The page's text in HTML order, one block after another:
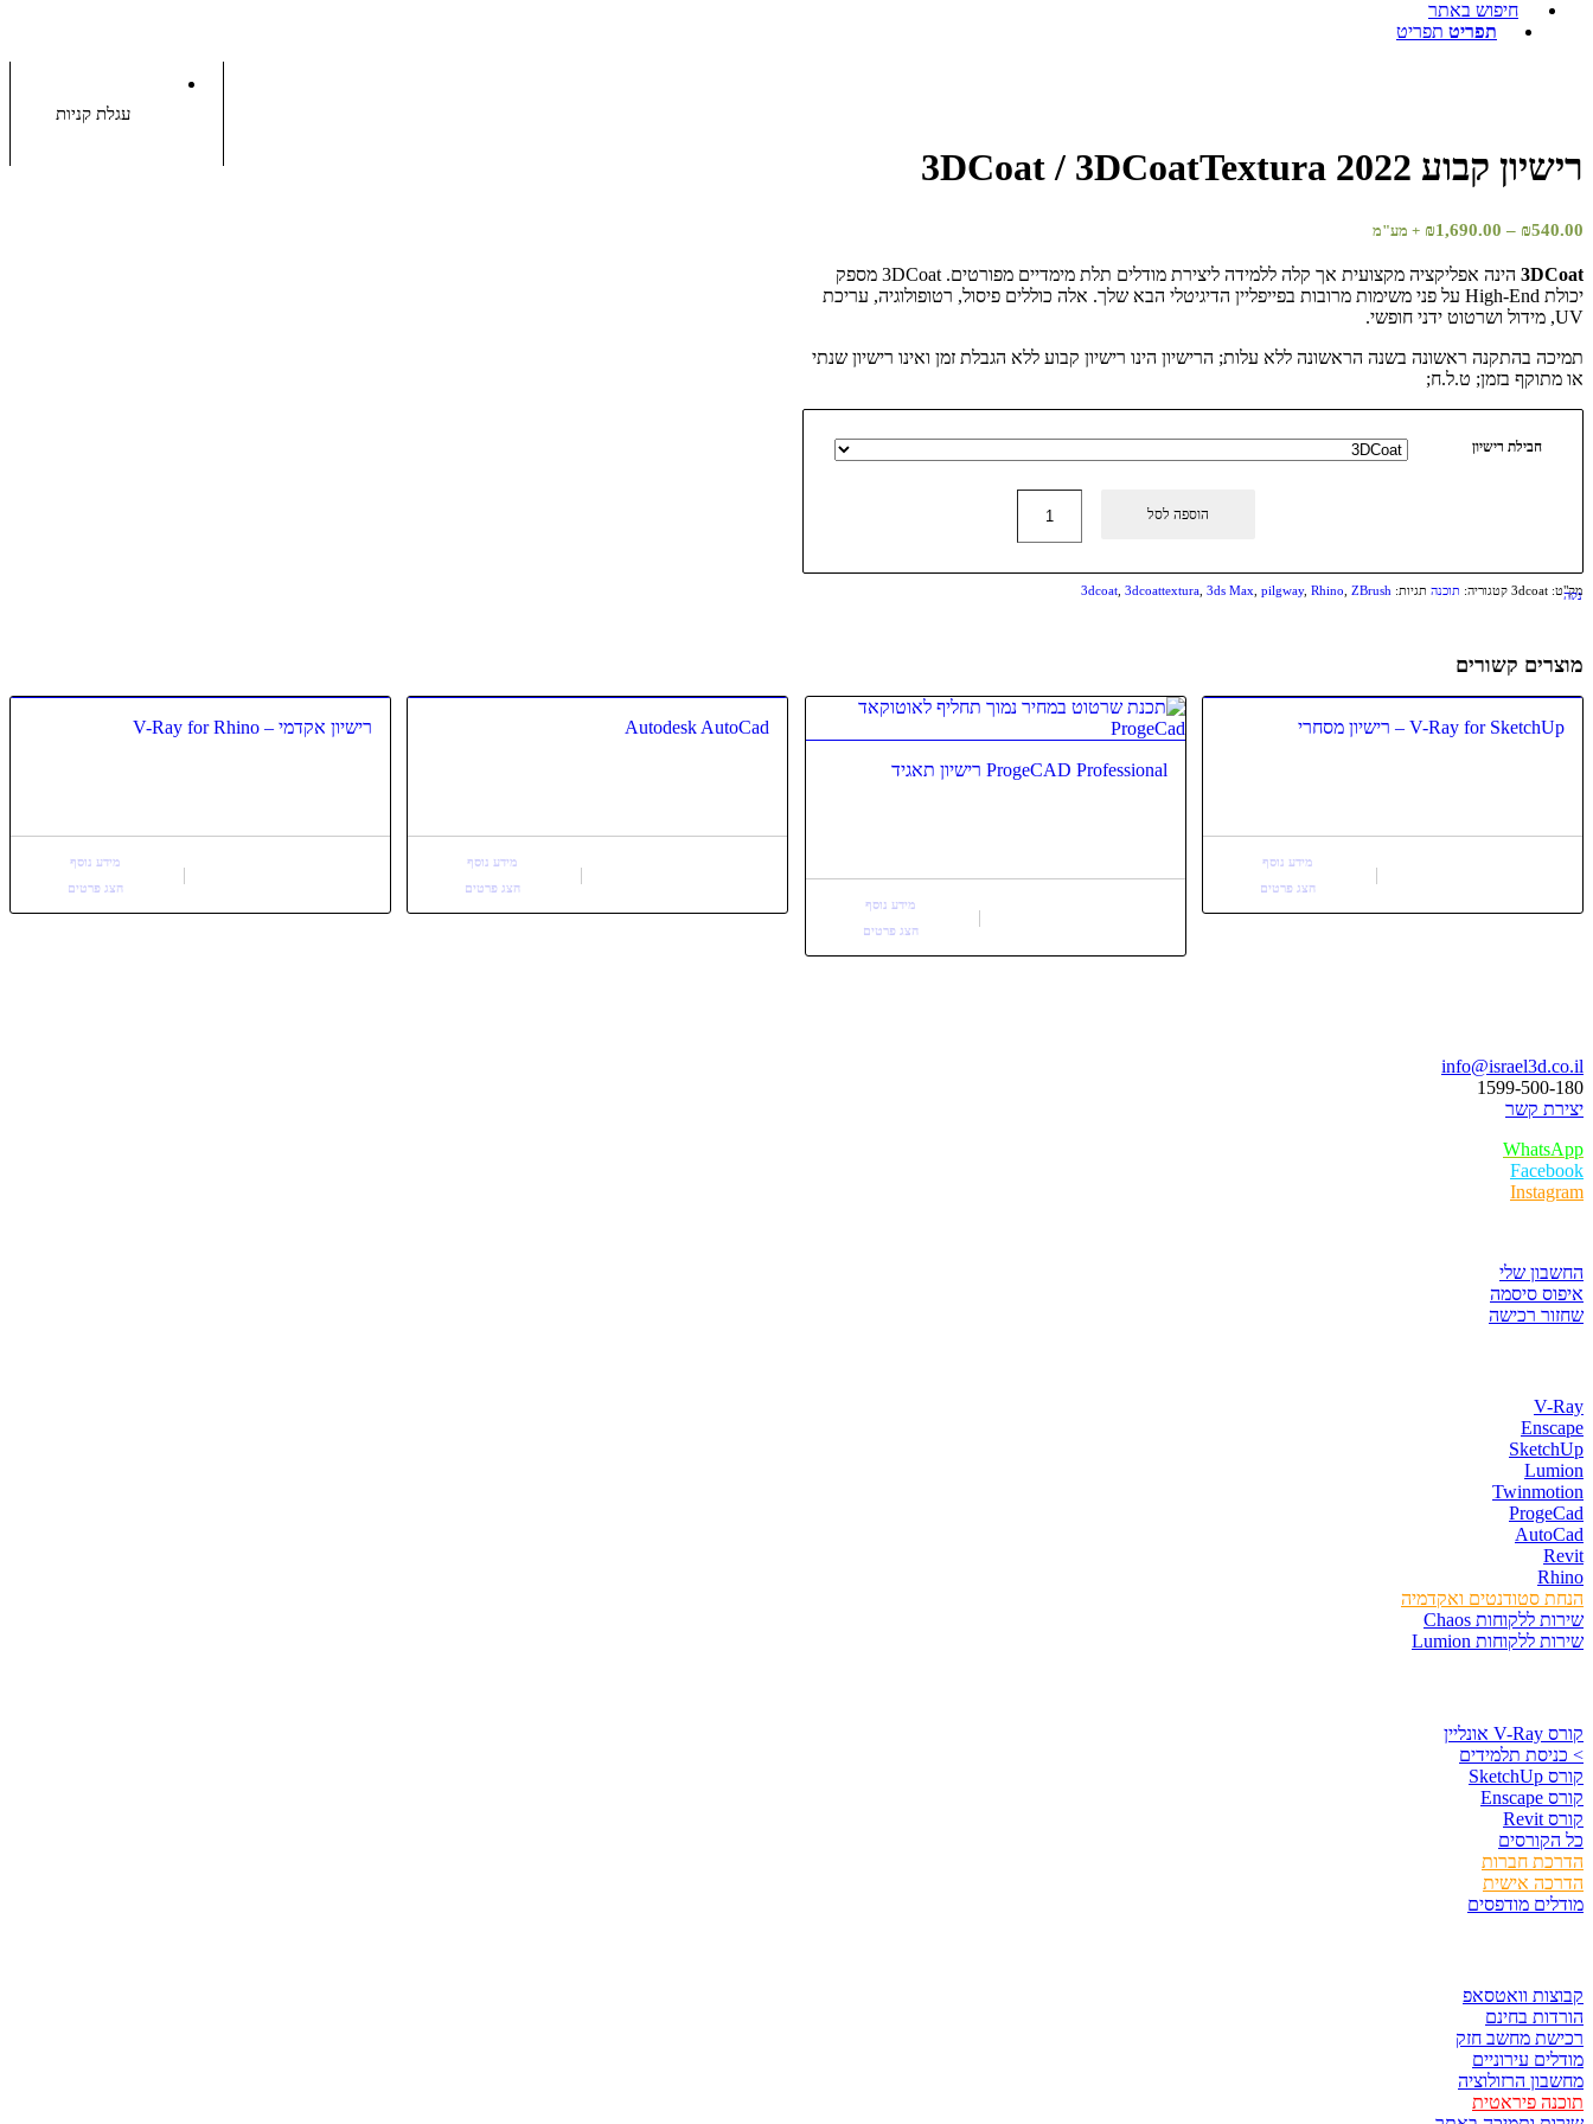
חיפוש באתר
תפריט תפריט
עגלת קניות
רישיון קבוע 3DCoat / 3DCoatTextura 2022
₪540.00
–
₪1,690.00
טווח
עד
+ מע"מ
3DCoat
הינה אפליקציה מקצועית אך קלה ללמידה ליצירת מודלים תלת מימדיים מפורטים. 3DCoat מספק
יכולת High-End על פני משימות מרובות בפייפליין הדיגיטלי הבא שלך. אלה כוללים פיסול, רטופולוגיה, עריכת
UV, מידול ושרטוט ידני חופשי.
תמיכה בהתקנה ראשונה בשנה הראשונה ללא עלות; הרישיון הינו רישיון קבוע ללא הגבלת זמן ואינו רישיון שנתי
או מתוקף בזמן; ט.ל.ח;
חבילת רישיון
נקה
הוספה לסל
מק"ט: 3dcoat קטגוריה: תוכנה תגיות: 3dcoat 3dcoattextura 3ds Max pilgway, Rhino ZBrush
מוצרים קשורים
רישיון אקדמי – V-Ray for Rhino
מידע נוסף
הצג פרטים
Autodesk AutoCad
מידע נוסף
הצג פרטים
ProgeCAD Professional רישיון תאגיד
מידע נוסף
הצג פרטים
V-Ray for SketchUp – רישיון מסחרי
מידע נוסף
הצג פרטים
info@israel3d.co.il
1599-500-180
יצירת קשר
WhatsApp
Facebook
Instagram
החשבון שלי
איפוס סיסמה
שחזור רכישה
V-Ray
Enscape
SketchUp
Lumion
Twinmotion
ProgeCad
AutoCad
Revit
Rhino
הנחת סטודנטים ואקדמיה
שירות ללקוחות Chaos
שירות ללקוחות Lumion
קורס V-Ray אונליין
> כניסת תלמידים
קורס SketchUp
קורס Enscape
קורס Revit
כל הקורסים
הדרכת חברות
הדרכה אישית
מודלים מודפסים
קבוצות וואטסאפ
הורדות בחינם
רכישת מחשב חזק
מודלים עירוניים
מחשבון הרזולוציה
תוכנה פיראטית